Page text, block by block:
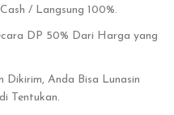
/ Langsung 100%.
DP 50% Dari Harga yang
Dikirim, Anda Bisa Lunasin
Tentukan.